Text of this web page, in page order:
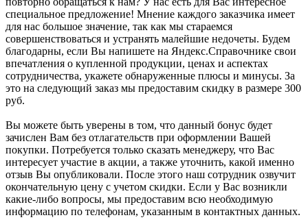
специальное предложение! Мнение каждого заказчика имеет
для нас большое значение, так как мы стараемся
совершенствоваться и устранять малейшие недочеты. Будем
благодарны, если Вы напишете на Яндекс.Справочнике свои
впечатления о купленной продукции, ценах и аспектах
сотрудничества, укажете обнаруженные плюсы и минусы. За
это на следующий заказ мы предоставим скидку в размере 300
руб.
Вы можете быть уверены в том, что данный бонус будет
зачислен Вам без отлагательств при оформлении Вашей
покупки. Потребуется только сказать менеджеру, что Вас
интересует участие в акции, а также уточнить, какой именно
отзыв Вы опубликовали. После этого наш сотрудник озвучит
окончательную цену с учетом скидки. Если у Вас возникли
какие-либо вопросы, мы предоставим всю необходимую
информацию по телефонам, указанным в контактных данных.